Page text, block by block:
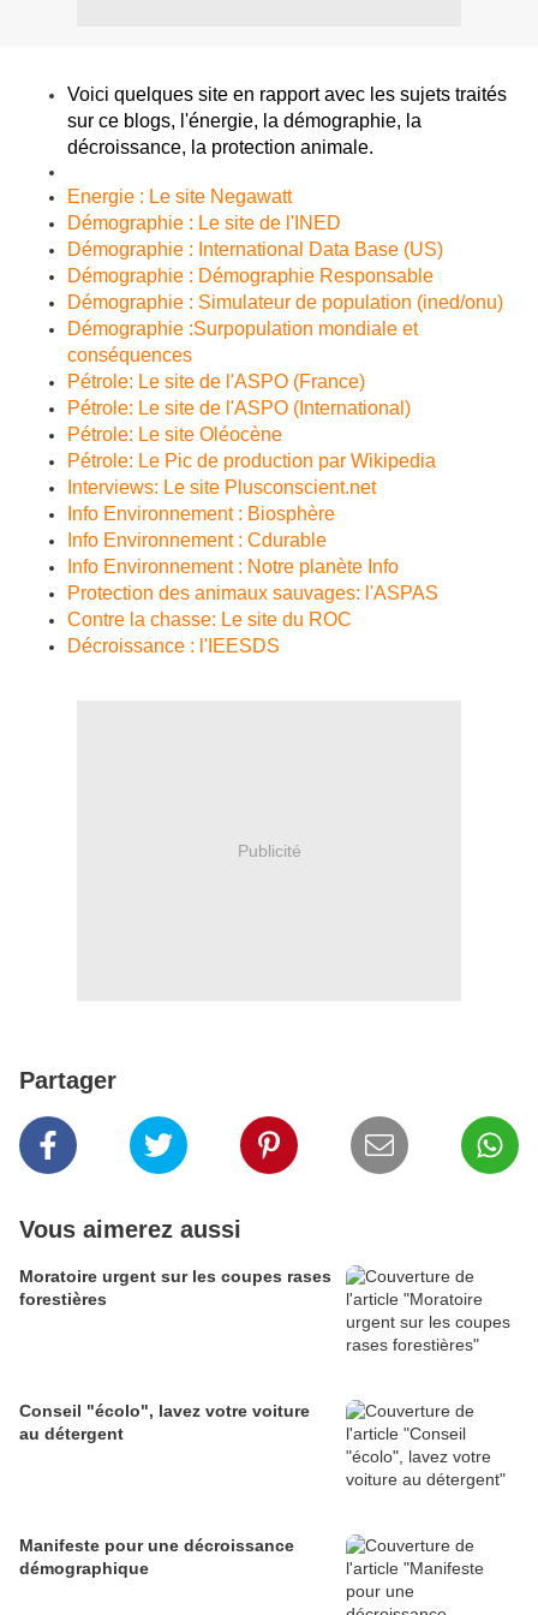
Voici quelques site en rapport avec les sujets traités
sur ce blogs, l'énergie, la démographie, la
décroissance, la protection animale.
Energie : Le site Negawatt
Démographie : Le site de l'INED
Démographie : International Data Base (US)
Démographie : Démographie Responsable
Démographie : Simulateur de population (ined/onu)
Démographie :Surpopulation mondiale et
conséquences
Pétrole: Le site de l'ASPO (France)
Pétrole: Le site de l'ASPO (International)
Pétrole: Le site Oléocène
Pétrole: Le Pic de production par Wikipedia
Interviews: Le site Plusconscient.net
Info Environnement : Biosphère
Info Environnement : Cdurable
Info Environnement : Notre planète Info
Protection des animaux sauvages: l'ASPAS
Contre la chasse: Le site du ROC
Décroissance : l'IEESDS
Publicité
Partager
Vous aimerez aussi
Moratoire urgent sur les coupes rases
forestières
Conseil "écolo", lavez votre voiture
au détergent
Manifeste pour une décroissance
démographique